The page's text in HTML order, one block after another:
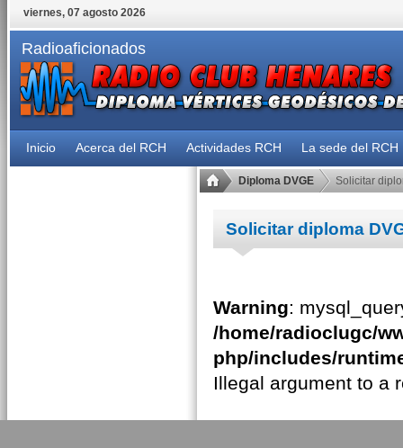
viernes, 07 agosto 2026
Radioaficionados
Inicio Acerca del RCH Actividades RCH La sede del RCH
Diploma DVGE Solicitar
Solicitar diploma
Warning:
/home/radioclugc/
php/includes/
Illegal argument to a